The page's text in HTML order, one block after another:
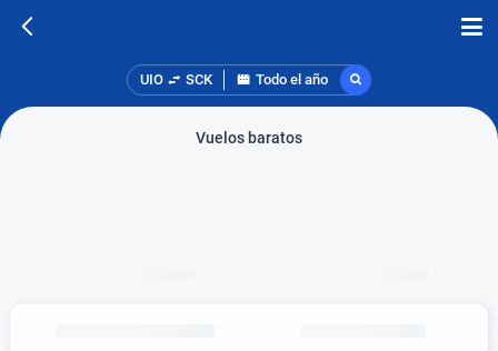
UIO SCK Todo el año
Vuelos baratos